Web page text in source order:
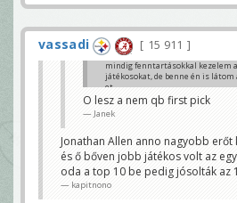
vassadi 15 911
mindig fenntartásokkal kezelem
játékosokat, de benne én is
et
www.youtube.com/
ZERO_L
O lesz a nem qb first pick
Janek
Jonathan Allen anno nagyobb
és ő bőven jobb játékos volt az
oda a top 10 be pedig jósolták az
kapitnono